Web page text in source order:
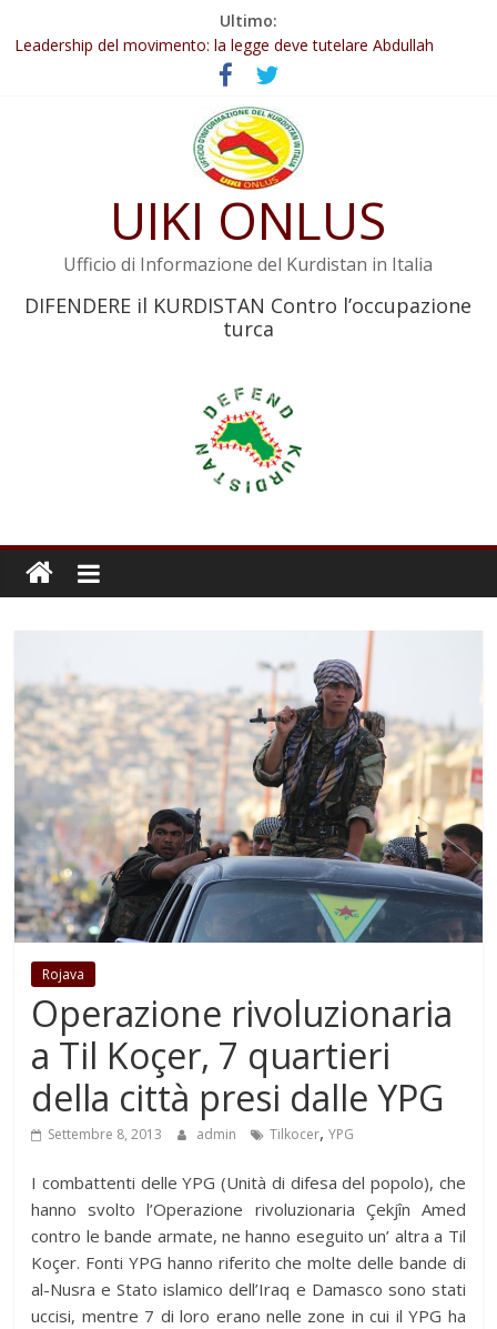
Ultimo:
Abdullah Öcalan: Le legge negativa deve essere trasformata in
legge positiva
Leadership del movimento: la legge deve tutelare Abdullah
Commissione donne del KNK: Şengal è di nuovo sotto minaccia
Non tenere conto della situazione di Rêber Apo ostacolerebbe
Il KNK chiede un’azione internazionale contro i crimini di guerra
UIKI ONLUS
Ufficio di Informazione del Kurdistan in Italia
DIFENDERE il KURDISTAN Contro l’occupazione
turca
Rojava
Operazione rivoluzionaria
a Til Koçer, 7 quartieri
della città presi dalle YPG
Settembre 8, 2013 admin Tilkocer,YPG
I combattenti delle YPG (Unità di difesa del popolo), che
hanno svolto l’Operazione rivoluzionaria Çekjîn Amed
contro le bande armate, ne hanno eseguito un’ altra a Til
Koçer. Fonti YPG hanno riferito che molte delle bande di
al-Nusra e Stato islamico dell’Iraq e Damasco sono stati
uccisi, mentre 7 di loro erano nelle zone in cui il YPG ha